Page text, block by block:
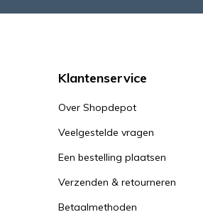
Klantenservice
Over Shopdepot
Veelgestelde vragen
Een bestelling plaatsen
Verzenden & retourneren
Betaalmethoden